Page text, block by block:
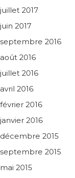
juillet 2017
juin 2017
septembre 2016
août 2016
juillet 2016
avril 2016
février 2016
janvier 2016
décembre 2015
septembre 2015
mai 2015